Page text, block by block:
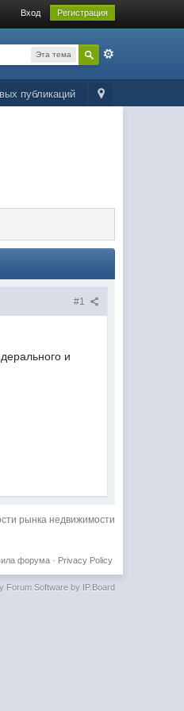
Вход Регистрация
Эта тема
публикаций
#1
и
рынка недвижимости
Privacy Policy
форума·
Forum Software by IP.Board